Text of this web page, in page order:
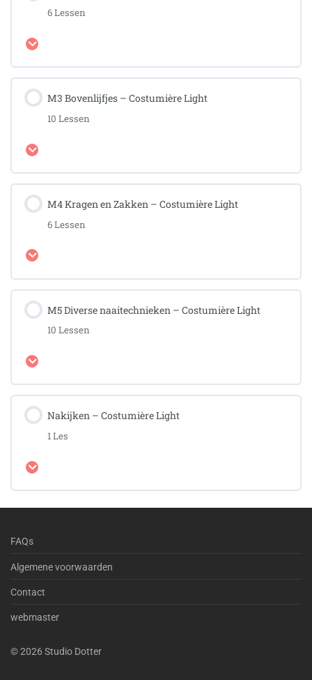
6 Lessen
M3 Bovenlijfjes – Costumière Light
10 Lessen
M4 Kragen en Zakken – Costumière Light
6 Lessen
M5 Diverse naaitechnieken – Costumière Light
10 Lessen
Nakijken – Costumière Light
1 Les
FAQs
Algemene voorwaarden
Contact
webmaster
©2026 Studio Dotter